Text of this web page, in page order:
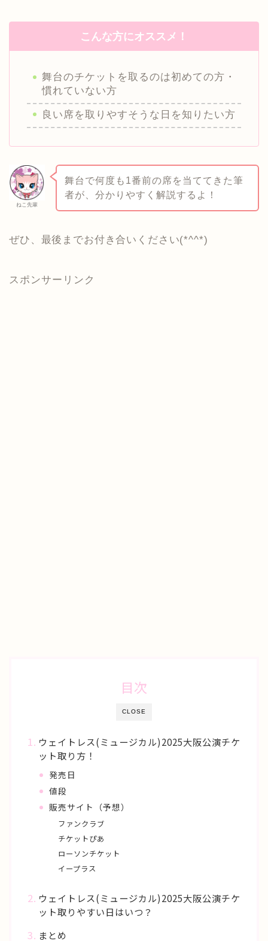
こんな方にオススメ！
舞台のチケットを取るのは初めての方・
慣れていない方
良い席を取りやすそうな日を知りたい方
ねこ先輩
舞台で何度も1番前の席を当ててきた筆
者が、分かりやすく解説するよ！
ぜひ、最後までお付き合いください(*^^*)
スポンサーリンク
CLOSE
目次
ウェイトレス(ミュージカル)2025大阪公演チケ
ット取り方！
発売日
値段
販売サイト（予想）
ファンクラブ
チケットぴあ
ローソンチケット
イープラス
ウェイトレス(ミュージカル)2025大阪公演チケ
ット取りやすい日はいつ？
まとめ